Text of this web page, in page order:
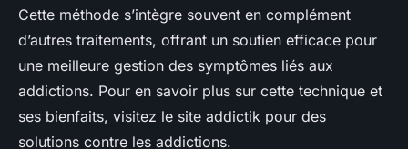
Cette méthode s’intègre souvent en complément
d’autres traitements, offrant un soutien efficace pour
une meilleure gestion des symptômes liés aux
addictions. Pour en savoir plus sur cette technique et
ses bienfaits, visitez le site addictik pour des
solutions contre les addictions.